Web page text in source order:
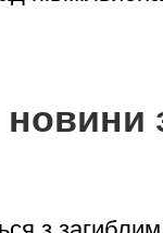
новини